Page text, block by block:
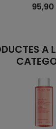
95,90
A